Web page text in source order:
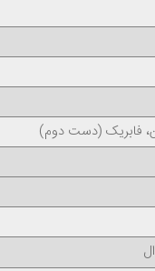
فابریک (دست دوم)